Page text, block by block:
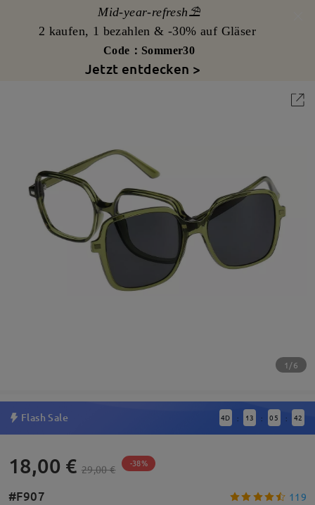
Mid-year-refresh⛱️
2 kaufen, 1 bezahlen & -30% auf Gläser
Code：Sommer30
Jetzt entdecken >
1/6
Flash Sale 4D : 13 : 05 : 42
18,00 € 29,00 € -38%
#F907 119